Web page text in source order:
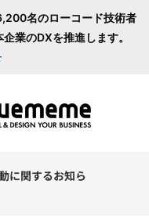
名のローコード技術者
業のDXを推進します。
に関するお知ら